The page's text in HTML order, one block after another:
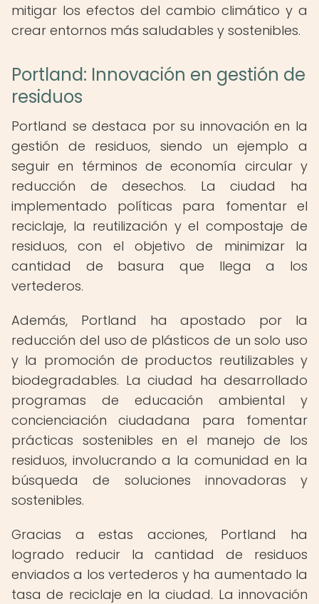
mitigar los efectos del cambio climático y a
crear entornos más saludables y sostenibles.
Portland: Innovación en gestión de
residuos
Portland se destaca por su innovación en la
gestión de residuos, siendo un ejemplo a
seguir en términos de economía circular y
reducción de desechos. La ciudad ha
implementado políticas para fomentar el
reciclaje, la reutilización y el compostaje de
residuos, con el objetivo de minimizar la
cantidad de basura que llega a los
vertederos.
Además, Portland ha apostado por la
reducción del uso de plásticos de un solo uso
y la promoción de productos reutilizables y
biodegradables. La ciudad ha desarrollado
programas de educación ambiental y
concienciación ciudadana para fomentar
prácticas sostenibles en el manejo de los
residuos, involucrando a la comunidad en la
búsqueda de soluciones innovadoras y
sostenibles.
Gracias a estas acciones, Portland ha
logrado reducir la cantidad de residuos
enviados a los vertederos y ha aumentado la
tasa de reciclaje en la ciudad. La innovación